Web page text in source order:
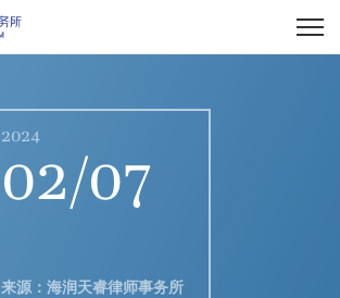
2024
02/07
来源：海润天睿律师事务所